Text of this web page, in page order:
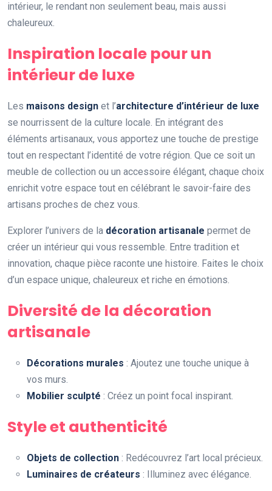
intérieur, le rendant non seulement beau, mais aussi
chaleureux.
Inspiration locale pour un
intérieur de luxe
Les maisons design et l’architecture d’intérieur de luxe
se nourrissent de la culture locale. En intégrant des
éléments artisanaux, vous apportez une touche de prestige
tout en respectant l’identité de votre région. Que ce soit un
meuble de collection ou un accessoire élégant, chaque choix
enrichit votre espace tout en célébrant le savoir-faire des
artisans proches de chez vous.
Explorer l’univers de la décoration artisanale permet de
créer un intérieur qui vous ressemble. Entre tradition et
innovation, chaque pièce raconte une histoire. Faites le choix
d’un espace unique, chaleureux et riche en émotions.
Diversité de la décoration
artisanale
Décorations murales : Ajoutez une touche unique à
vos murs.
Mobilier sculpté : Créez un point focal inspirant.
Style et authenticité
Objets de collection : Redécouvrez l’art local précieux.
Luminaires de créateurs : Illuminez avec élégance.